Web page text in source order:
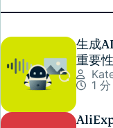
生成
重要
1 分